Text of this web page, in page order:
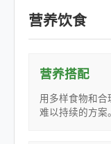
营养饮食
营养搭配
用多样食物和合
难以持续的方案